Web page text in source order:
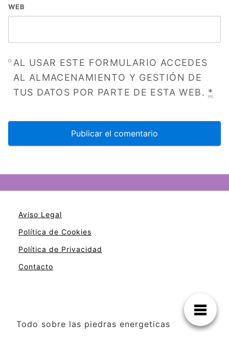
WEB
AL USAR ESTE FORMULARIO ACCEDES
AL ALMACENAMIENTO Y GESTIÓN DE
TUS DATOS POR PARTE DE ESTA WEB. *
Aviso Legal
Política de Cookies
Política de Privacidad
Contacto
Todo sobre las piedras energeticas